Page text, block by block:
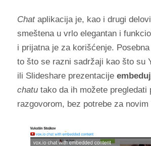
Chataplikacija je, kao i drugi
smeštena u vrlo elegantan i
i prijatna je za korišćenje.
to što se razni sadržaji kao što su
ili Slideshare prezentacije
chatutako da ih možete pregledati
razgovorom, bez potrebe za novim